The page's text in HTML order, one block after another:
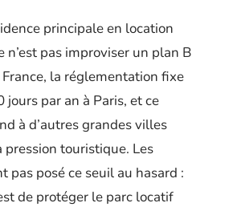
principale en location
n’est pas improviser un plan B
France, la réglementation fixe
jours par an à Paris, et ce
à d’autres grandes villes
pression touristique. Les
pas posé ce seuil au hasard :
de protéger le parc locatif